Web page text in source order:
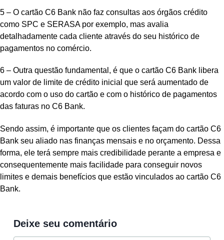
5 – O cartão C6 Bank não faz consultas aos órgãos crédito
como SPC e SERASA por exemplo, mas avalia
detalhadamente cada cliente através do seu histórico de
pagamentos no comércio.
6 – Outra questão fundamental, é que o cartão C6 Bank libera
um valor de limite de crédito inicial que será aumentado de
acordo com o uso do cartão e com o histórico de pagamentos
das faturas no C6 Bank.
Sendo assim, é importante que os clientes façam do cartão C6
Bank seu aliado nas finanças mensais e no orçamento. Dessa
forma, ele terá sempre mais credibilidade perante a empresa e
consequentemente mais facilidade para conseguir novos
limites e demais benefícios que estão vinculados ao cartão C6
Bank.
Deixe seu comentário